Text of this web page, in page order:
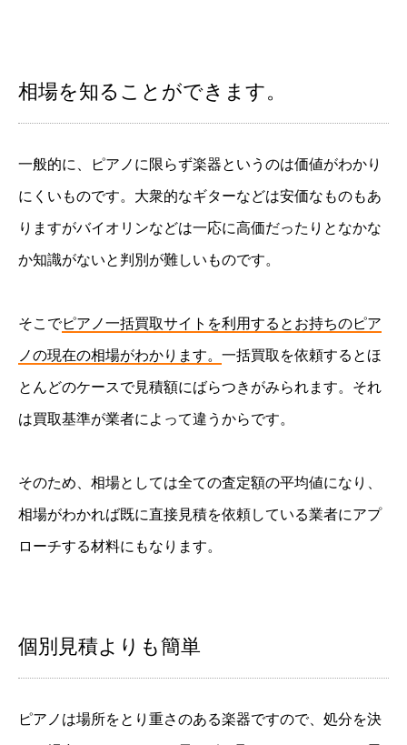
相場を知ることができます。
一般的に、ピアノに限らず楽器というのは価値がわかり
にくいものです。大衆的なギターなどは安価なものもあ
りますがバイオリンなどは一応に高価だったりとなかな
か知識がないと判別が難しいものです。
そこでピアノ一括買取サイトを利用するとお持ちのピア
ノの現在の相場がわかります。 一括買取を依頼するとほ
とんどのケースで見積額にばらつきがみられます。それ
は買取基準が業者によって違うからです。
そのため、相場としては全ての査定額の平均値になり、
相場がわかれば既に直接見積を依頼している業者にアプ
ローチする材料にもなります。
個別見積よりも簡単
ピアノは場所をとり重さのある楽器ですので、処分を決